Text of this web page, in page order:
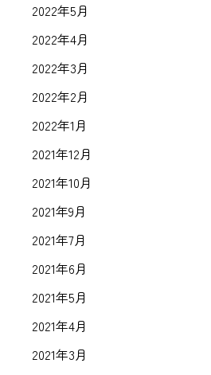
2022年5月
2022年4月
2022年3月
2022年2月
2022年1月
2021年12月
2021年10月
2021年9月
2021年7月
2021年6月
2021年5月
2021年4月
2021年3月